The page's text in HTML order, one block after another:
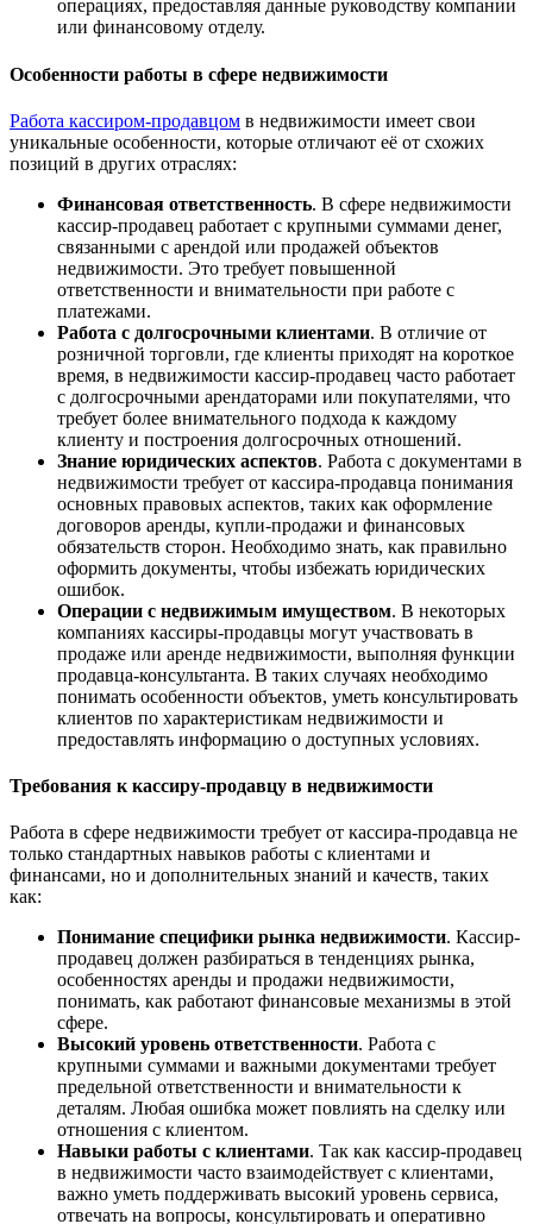
операциях, предоставляя данные руководству компании
или финансовому отделу.
Особенности работы в сфере недвижимости
Работа кассиром-продавцом в недвижимости имеет свои
уникальные особенности, которые отличают её от схожих
позиций в других отраслях:
Финансовая ответственность. В сфере недвижимости
кассир-продавец работает с крупными суммами денег,
связанными с арендой или продажей объектов
недвижимости. Это требует повышенной
ответственности и внимательности при работе с
платежами.
Работа с долгосрочными клиентами. В отличие от
розничной торговли, где клиенты приходят на короткое
время, в недвижимости кассир-продавец часто работает
с долгосрочными арендаторами или покупателями, что
требует более внимательного подхода к каждому
клиенту и построения долгосрочных отношений.
Знание юридических аспектов. Работа с документами в
недвижимости требует от кассира-продавца понимания
основных правовых аспектов, таких как оформление
договоров аренды, купли-продажи и финансовых
обязательств сторон. Необходимо знать, как правильно
оформить документы, чтобы избежать юридических
ошибок.
Операции с недвижимым имуществом. В некоторых
компаниях кассиры-продавцы могут участвовать в
продаже или аренде недвижимости, выполняя функции
продавца-консультанта. В таких случаях необходимо
понимать особенности объектов, уметь консультировать
клиентов по характеристикам недвижимости и
предоставлять информацию о доступных условиях.
Требования к кассиру-продавцу в недвижимости
Работа в сфере недвижимости требует от кассира-продавца не
только стандартных навыков работы с клиентами и
финансами, но и дополнительных знаний и качеств, таких
как:
Понимание специфики рынка недвижимости. Кассир-
продавец должен разбираться в тенденциях рынка,
особенностях аренды и продажи недвижимости,
понимать, как работают финансовые механизмы в этой
сфере.
Высокий уровень ответственности. Работа с
крупными суммами и важными документами требует
предельной ответственности и внимательности к
деталям. Любая ошибка может повлиять на сделку или
отношения с клиентом.
Навыки работы с клиентами. Так как кассир-продавец
в недвижимости часто взаимодействует с клиентами,
важно уметь поддерживать высокий уровень сервиса,
отвечать на вопросы, консультировать и оперативно